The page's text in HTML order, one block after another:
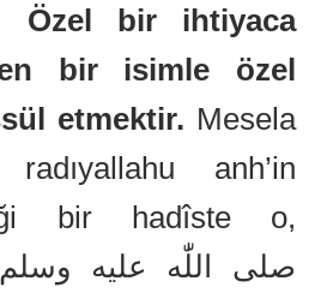
Özel bir ihtiyaca
bir isimle özel
etmektir. Mesela
anh’in
bir hadîste o,